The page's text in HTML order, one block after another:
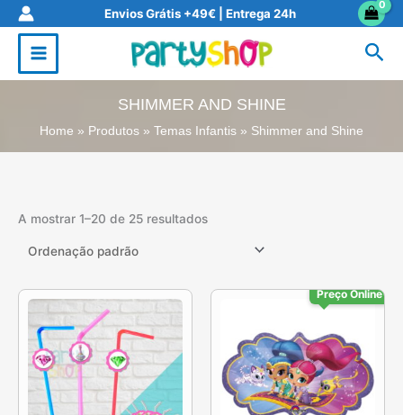
Skip
content
Envios Grátis +49€ | Entrega 24h
SHIMMER AND SHINE
Home Produtos Temas Infantis Shimmer and Shine
A mostrar 1–20 de 25 resultados
Preço Online